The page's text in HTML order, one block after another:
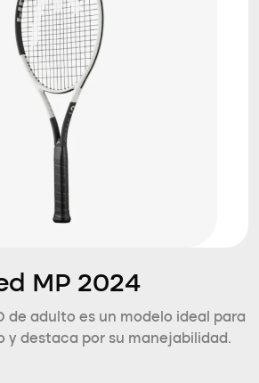
MP 2024
de adulto es un modelo ideal para
y destaca por su manejabilidad.